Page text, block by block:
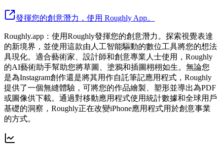
發揮您的創意潛力，使用 Roughly App。
Roughly.app：使用Roughly發揮您的創意潛力。探索視覺表達
的新境界，並使用這款由人工智能驅動的數位工具將您的想法
具現化。適合藝術家、設計師和創意專業人士使用，Roughly
的AI藝術助手幫助您將草圖、塗鴉和插圖栩栩如生。無論您
是為Instagram創作還是將其用作自託筆記應用程式，Roughly
提供了一個無縫體驗，可將您的作品繪製、塑形並導出為PDF
或圖像供下載。通過對移動應用程式使用統計數據和全球用戶
基礎的洞察，Roughly正在改變iPhone應用程式用於創意事業
的方式。